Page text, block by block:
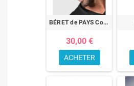
BÉRET de PAYS Couleurs Savoie
30,00 €
ACHETER